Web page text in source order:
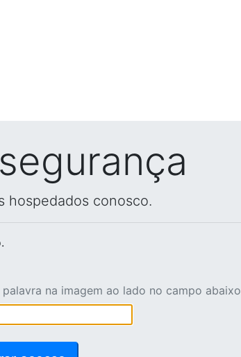
hospedados conosco.
na imagem ao lado no campo abaixo